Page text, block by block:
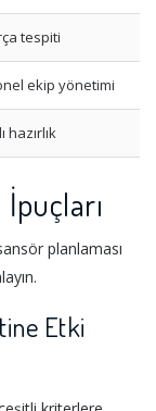
tespiti
ekip yönetimi
hazırlık
İpuçları
planlaması
Etki